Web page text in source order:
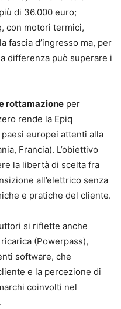
di 36.000 euro;
con motori termici,
fascia d’ingresso ma, per
differenza può superare i
rottamazione per
rende la Epiq
europei attenti alla
Francia). L’obiettivo
la libertà di scelta fra
all’elettrico senza
e pratiche del cliente.
si riflette anche
(Powerpass),
software, che
e la percezione di
coinvolti nel